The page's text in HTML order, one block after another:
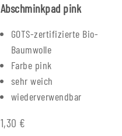
Abschminkpad pink
GOTS-zertifizierte Bio-
Baumwolle
Farbe pink
sehr weich
wiederverwendbar
1,30 €